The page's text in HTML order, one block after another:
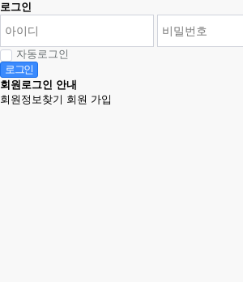
로그인
자동로그인
로그인
회원로그인 안내
회원정보찾기 회원 가입